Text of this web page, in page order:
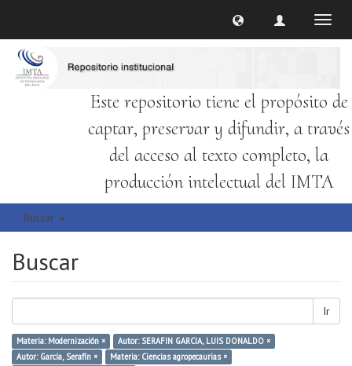
Este repositorio tiene el propósito de
captar, preservar y difundir, a través
del acceso al texto completo, la
producción intelectual del IMTA
Buscar
Buscar
Ir
Materia: Modernización ×
Autor: SERAFIN GARCIA, LUIS DONALDO ×
Autor: García, Serafín ×
Materia: Ciencias agropecaurias ×